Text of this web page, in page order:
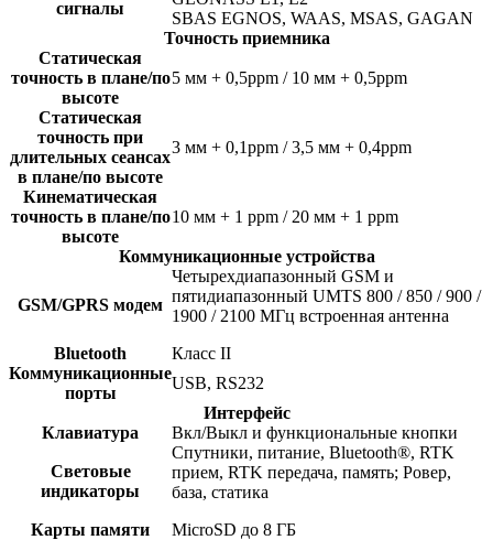
сигналы
SBAS EGNOS, WAAS, MSAS, GAGAN
Точность приемника
Статическая
точность в плане/по
высоте
5 мм + 0,5ppm / 10 мм + 0,5ppm
Статическая
точность при
длительных сеансах
в плане/по высоте
3 мм + 0,1ppm / 3,5 мм + 0,4ppm
Кинематическая
точность в плане/по
высоте
10 мм + 1 ppm / 20 мм + 1 ppm
Коммуникационные устройства
GSM/GPRS модем
Четырехдиапазонный GSM и
пятидиапазонный UMTS 800 / 850 / 900 /
1900 / 2100 MГц встроенная антенна
Bluetooth
Класс II
Коммуникационные
порты
USB, RS232
Интерфейс
Клавиатура
Вкл/Выкл и функциональные кнопки
Световые
индикаторы
Спутники, питание, Bluetooth®, RTK
прием, RTK передача, память; Ровер,
база, статика
Карты памяти
MicroSD до 8 ГБ